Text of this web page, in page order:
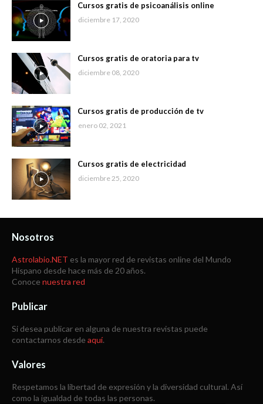
Cursos gratis de psicoanálisis online
diciembre 17, 2020
Cursos gratis de oratoria para tv
diciembre 08, 2020
Cursos gratis de producción de tv
enero 02, 2021
Cursos gratis de electricidad
diciembre 25, 2020
Nosotros
Astrolabio.NET es la mayor red de revistas online del Mundo
Hispano desde hace más de 20 años.
Conoce nuestra red
Publicar
Si desea publicar en alguna de nuestra revistas puede
contactarnos desde aquí.
Valores
Respetamos la libertad de expresión y la diversidad cultural. Así
como la igualdad de todas las personas.